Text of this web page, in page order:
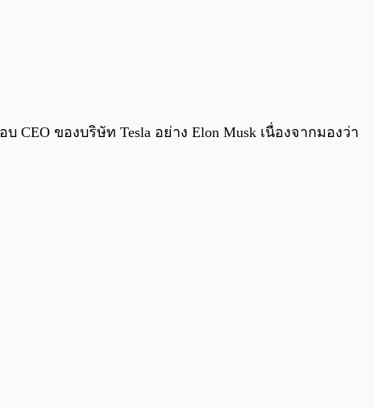
ของบริษัท Tesla อย่าง Elon Musk เนื่องจากมองว่า